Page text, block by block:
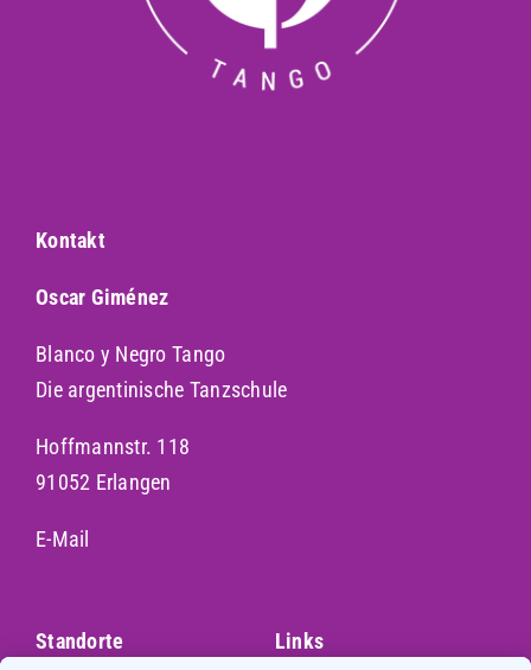
Kontakt
Oscar Giménez
Blanco y Negro Tango
Die argentinische Tanzschule
Hoffmannstr. 118
91052 Erlangen
E-Mail
Standorte Links